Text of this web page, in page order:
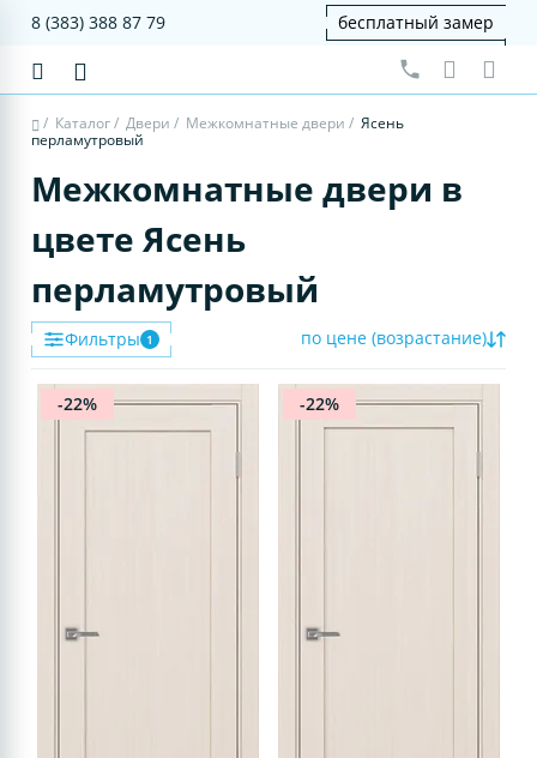
8 (383) 388 87 79 бесплатный замер
/ Каталог/ Двери / Межкомнатные двери / Ясень
перламутровый
Межкомнатные двери в
цвете Ясень
перламутровый
Фильтры 1 по цене (возрастание)
-22% -22%